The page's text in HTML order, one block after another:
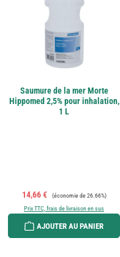
Saumure de la mer Morte
Hippomed 2,5% pour inhalation,
1 L
Prix de vente :
14,66 € Prix régulier :
(économie de 26.66%)
Prix TTC, frais de livraison en sus
AJOUTER AU PANIER